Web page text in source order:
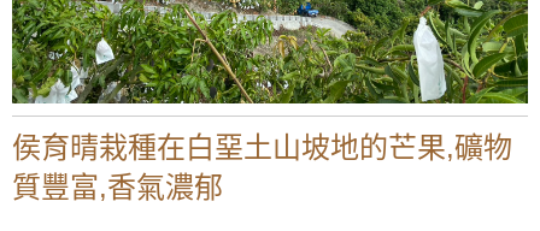
侯育晴栽種在白堊土山坡地的芒果,礦物
質豐富,香氣濃郁